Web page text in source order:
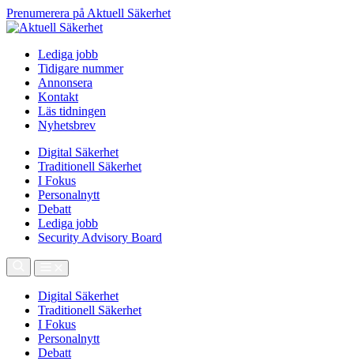
Prenumerera på Aktuell Säkerhet
Lediga jobb
Tidigare nummer
Annonsera
Kontakt
Läs tidningen
Nyhetsbrev
Digital Säkerhet
Traditionell Säkerhet
I Fokus
Personalnytt
Debatt
Lediga jobb
Security Advisory Board
Digital Säkerhet
Traditionell Säkerhet
I Fokus
Personalnytt
Debatt